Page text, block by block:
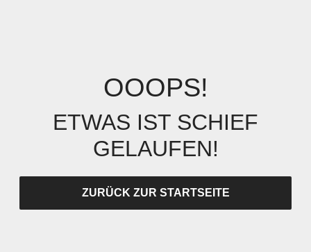
OOOPS!
ETWAS IST SCHIEF
GELAUFEN!
ZURÜCK ZUR STARTSEITE